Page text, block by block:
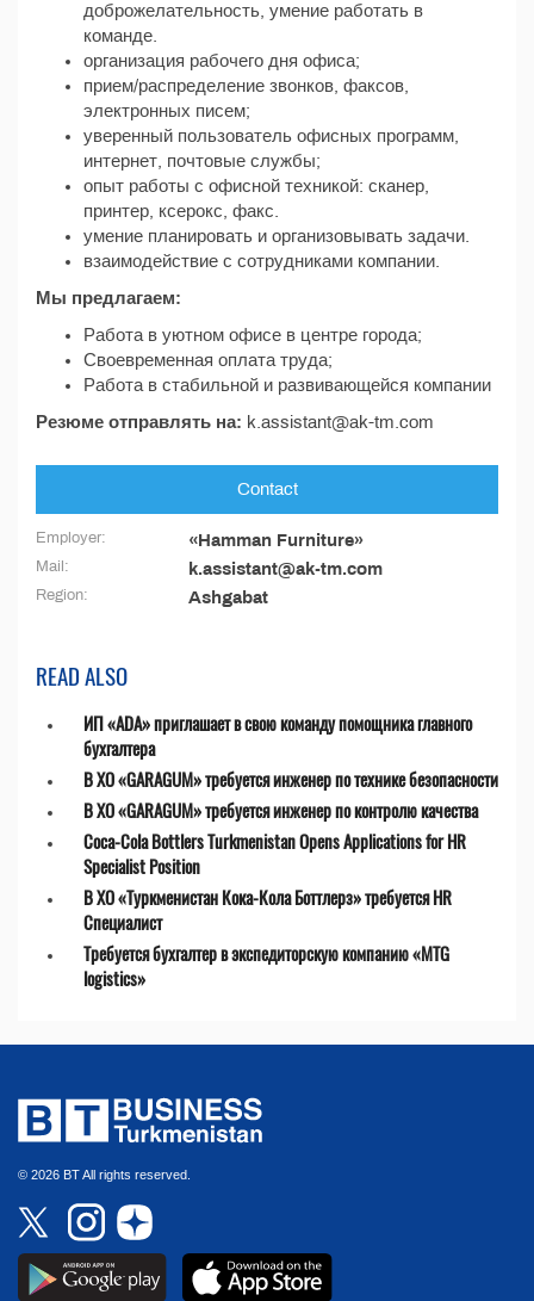
доброжелательность, умение работать в
команде.
организация рабочего дня офиса;
прием/распределение звонков, факсов,
электронных писем;
уверенный пользователь офисных программ,
интернет, почтовые службы;
опыт работы с офисной техникой: сканер,
принтер, ксерокс, факс.
умение планировать и организовывать задачи.
взаимодействие с сотрудниками компании.
Мы предлагаем:
Работа в уютном офисе в центре города;
Своевременная оплата труда;
Работа в стабильной и развивающейся компании
Резюме отправлять на: k.assistant@ak-tm.com
Contact
Employer: «Hamman Furniture»
Mail: k.assistant@ak-tm.com
Region: Ashgabat
READ ALSO
ИП «ADA» приглашает в свою команду помощника главного
бухгалтера
В ХО «GARAGUM» требуется инженер по технике безопасности
В ХО «GARAGUM» требуется инженер по контролю качества
Coca-Cola Bottlers Turkmenistan Opens Applications for HR
Specialist Position
В ХО «Туркменистан Кока-Кола Боттлерз» требуется HR
Специалист
Требуется бухгалтер в экспедиторскую компанию «MTG
logistics»
© 2026 BT All rights reserved.